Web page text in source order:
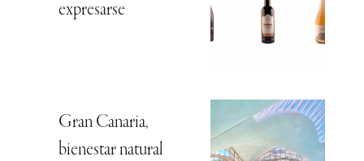
expresarse
Gran Canaria,
bienestar natural